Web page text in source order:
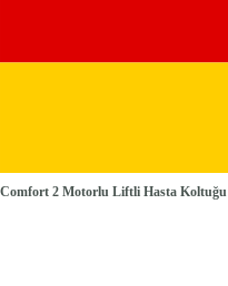
Gri
Comfort 2 Motorlu Liftli Hasta Koltuğu